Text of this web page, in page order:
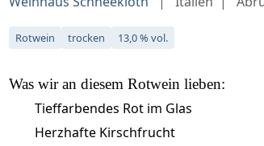
Rotwein trocken 13,0 % vol.
Was wir an diesem Rotwein lieben:
Tieffarbendes Rot im Glas
Herzhafte Kirschfrucht